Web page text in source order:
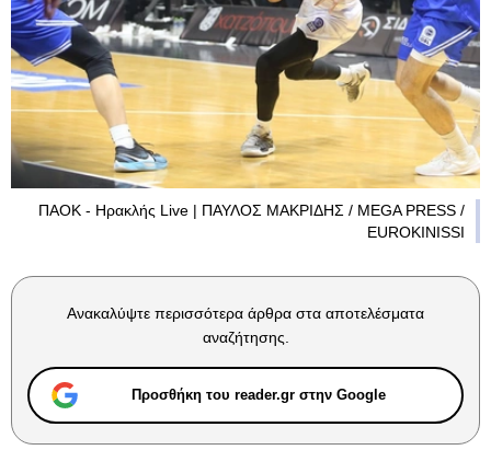
ΠΑΟΚ - Ηρακλής Live | ΠΑΥΛΟΣ ΜΑΚΡΙΔΗΣ / MEGA PRESS /
EUROKINISSI
Ανακαλύψτε περισσότερα άρθρα στα αποτελέσματα
αναζήτησης.
Προσθήκη του reader.gr στην Google